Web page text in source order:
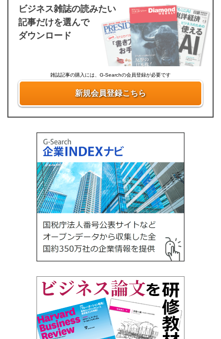
ビジネス雑誌の読みたい
記事だけを選んで
ダウンロード
雑誌記事の購入には、G-Searchの会員登録が必要です
新規会員登録こちら